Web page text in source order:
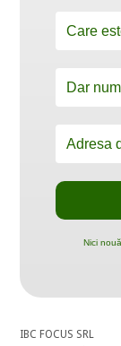
Nici
IBC FOCUS SRL